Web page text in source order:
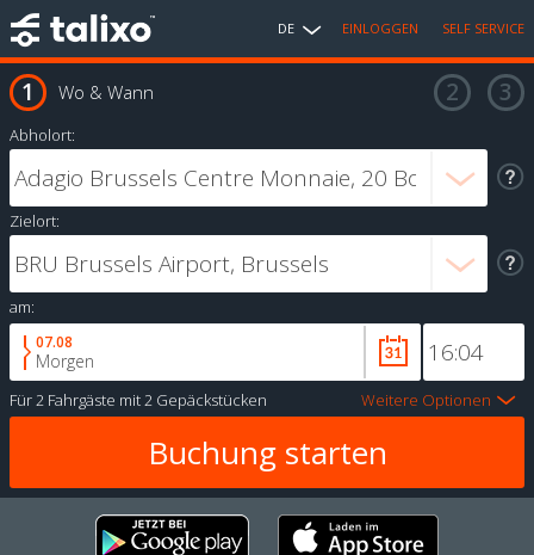
DE EINLOGGEN SELF SERVICE
Wo & Wann
Abholort:
Zielort:
am:
07.08
Morgen
Für2 Fahrgäste mit2 Gepäckstücken Weitere Optionen